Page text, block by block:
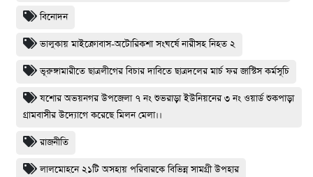
বিনোদন
ভালুকায় মাইক্রোবাস-অটোরিকশা সংঘর্ষে নারীসহ নিহত ২
ভূরুঙ্গামারীতে ছাত্রলীগের বিচার দাবিতে ছাত্রদলের মার্চ ফর জাস্টিস কর্মসূচি
যশোর অভয়নগর উপজেলা ৭ নং শুভরাড়া ইউনিয়নের ৩ নং ওয়ার্ড শুকপাড়া
গ্রামবাসীর উদ্যোগে করেছে মিলন মেলা।।
রাজনীতি
লালমোহনে ২১টি অসহায় পরিবারকে বিভিন্ন সামগ্রী উপহার